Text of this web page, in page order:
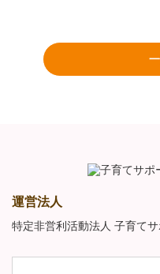
運営法人
特定非営利活動法人 子育て